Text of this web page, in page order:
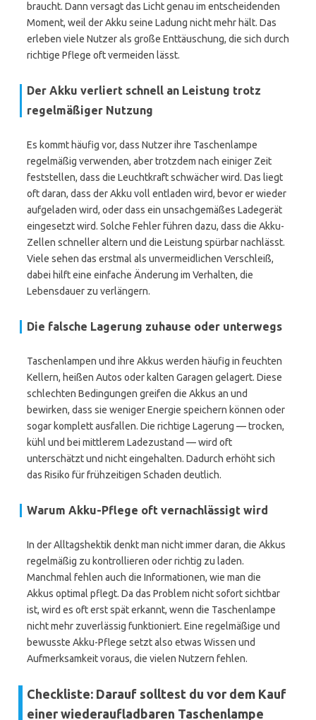
braucht. Dann versagt das Licht genau im entscheidenden
Moment, weil der Akku seine Ladung nicht mehr hält. Das
erleben viele Nutzer als große Enttäuschung, die sich durch
richtige Pflege oft vermeiden lässt.
Der Akku verliert schnell an Leistung trotz
regelmäßiger Nutzung
Es kommt häufig vor, dass Nutzer ihre Taschenlampe
regelmäßig verwenden, aber trotzdem nach einiger Zeit
feststellen, dass die Leuchtkraft schwächer wird. Das liegt
oft daran, dass der Akku voll entladen wird, bevor er wieder
aufgeladen wird, oder dass ein unsachgemäßes Ladegerät
eingesetzt wird. Solche Fehler führen dazu, dass die Akku-
Zellen schneller altern und die Leistung spürbar nachlässt.
Viele sehen das erstmal als unvermeidlichen Verschleiß,
dabei hilft eine einfache Änderung im Verhalten, die
Lebensdauer zu verlängern.
Die falsche Lagerung zuhause oder unterwegs
Taschenlampen und ihre Akkus werden häufig in feuchten
Kellern, heißen Autos oder kalten Garagen gelagert. Diese
schlechten Bedingungen greifen die Akkus an und
bewirken, dass sie weniger Energie speichern können oder
sogar komplett ausfallen. Die richtige Lagerung — trocken,
kühl und bei mittlerem Ladezustand — wird oft
unterschätzt und nicht eingehalten. Dadurch erhöht sich
das Risiko für frühzeitigen Schaden deutlich.
Warum Akku-Pflege oft vernachlässigt wird
In der Alltagshektik denkt man nicht immer daran, die Akkus
regelmäßig zu kontrollieren oder richtig zu laden.
Manchmal fehlen auch die Informationen, wie man die
Akkus optimal pflegt. Da das Problem nicht sofort sichtbar
ist, wird es oft erst spät erkannt, wenn die Taschenlampe
nicht mehr zuverlässig funktioniert. Eine regelmäßige und
bewusste Akku-Pflege setzt also etwas Wissen und
Aufmerksamkeit voraus, die vielen Nutzern fehlen.
Checkliste: Darauf solltest du vor dem Kauf
einer wiederaufladbaren Taschenlampe